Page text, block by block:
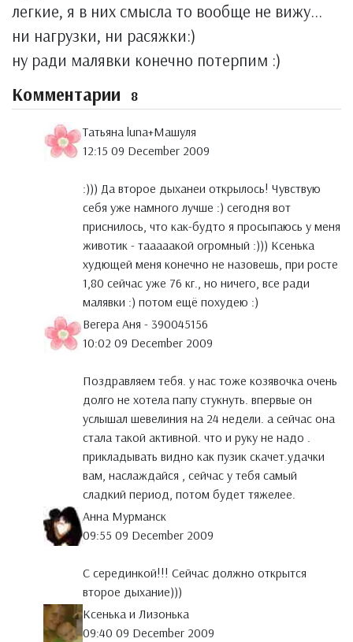
легкие, я в них смысла то вообще не вижу...
ни нагрузки, ни расяжки:)
ну ради малявки конечно потерпим :)
Комментарии 8
Татьяна luna+Maшуля
12:15 09 December 2009
:))) Да второе дыханеи открылось! Чувствую
себя уже намного лучше :) сегодня вот
приснилось, что как-будто я просыпаюсь у меня
животик - тааааакой огромный :))) Ксенька
худющей меня конечно не назовешь, при росте
1,80 сейчас уже 76 кг., но ничего, все ради
малявки :) потом ещё похудею :)
Вегера Аня - 390045156
10:02 09 December 2009
Поздравляем тебя. у нас тоже козявочка очень
долго не хотела папу стукнуть. впервые он
услышал шевелиния на 24 недели. а сейчас она
стала такой активной. что и руку не надо .
прикладывать видно как пузик скачет.удачки
вам, наслаждайся , сейчас у тебя самый
сладкий период, потом будет тяжелее.
Анна Мурманск
09:55 09 December 2009
С серединкой!!! Сейчас должно открытся
второе дыхание)))
Ксенька и Лизонька
09:40 09 December 2009